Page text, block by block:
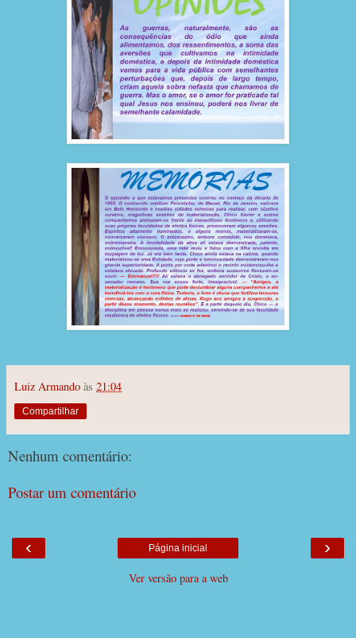
Luiz Armando às 21:04
Compartilhar
Nenhum comentário:
Postar um comentário
‹ ›
Página inicial
Ver versão para a web